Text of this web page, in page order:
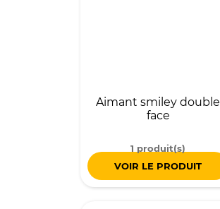
Aimant smiley double
face
1 produit(s)
VOIR LE PRODUIT